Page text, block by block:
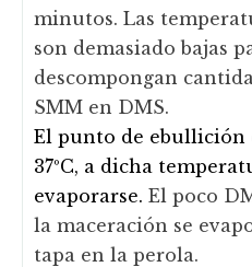
minutos. Las
son demasiado bajas
descompongan
SMM en DMS.
El punto de ebullición
37ºC, a dicha
evaporarse. El poco
la maceración se
tapa en la perola.